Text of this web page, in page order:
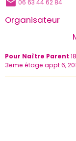
06 63 44 62 84
Organisateur
Pour Naître Parent
3eme étage appt 6,